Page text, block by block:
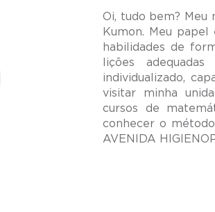
Oi, tudo bem? Meu
Kumon. Meu papel
habilidades de
lições
individualizado,
visitar minha
cursos de
conhecer o